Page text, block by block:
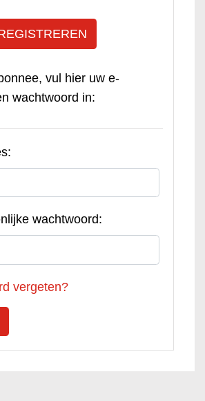
vul hier uw e-
wachtwoord in:
wachtwoord:
vergeten?